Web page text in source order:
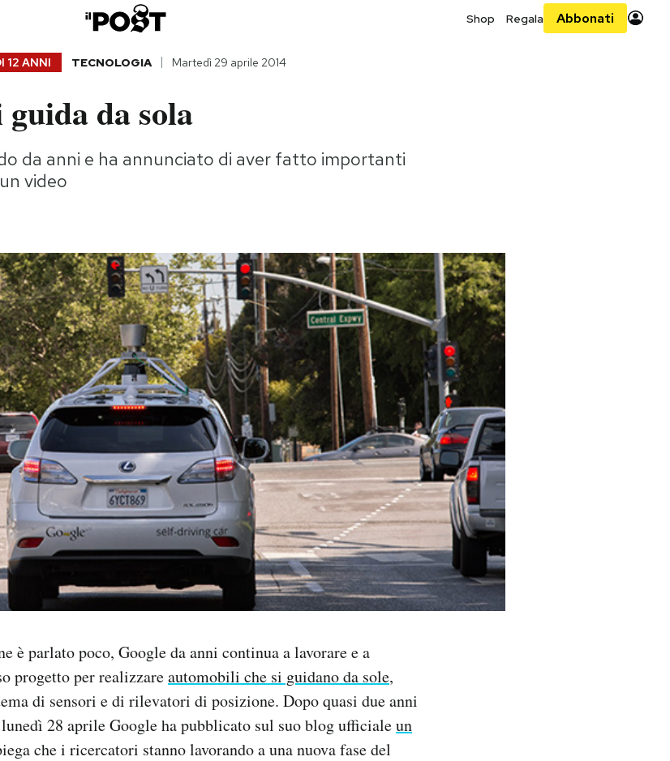
Shop Regala Abbonati
12 ANNI TECNOLOGIA Martedì 29 aprile 2014
guida da sola
da anni e ha annunciato di aver fatto importanti
video
è parlato poco, Google da anni continua a lavorare e a
progetto per realizzareautomobili che si guidano da sole,
di sensori e di rilevatori di posizione. Dopo quasi due anni
28 aprile Google ha pubblicato sul suo blog ufficialeun
che i ricercatori stanno lavorando a una nuova fase del